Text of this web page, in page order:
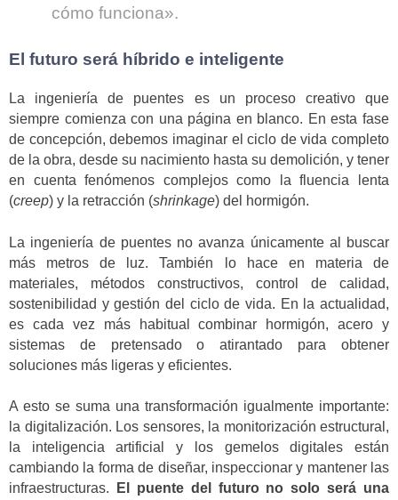
cómo funciona».
El futuro será híbrido e inteligente
La ingeniería de puentes es un proceso creativo que
siempre comienza con una página en blanco. En esta fase
de concepción, debemos imaginar el ciclo de vida completo
de la obra, desde su nacimiento hasta su demolición, y tener
en cuenta fenómenos complejos como la fluencia lenta
(creep) y la retracción (shrinkage) del hormigón.
La ingeniería de puentes no avanza únicamente al buscar
más metros de luz. También lo hace en materia de
materiales, métodos constructivos, control de calidad,
sostenibilidad y gestión del ciclo de vida. En la actualidad,
es cada vez más habitual combinar hormigón, acero y
sistemas de pretensado o atirantado para obtener
soluciones más ligeras y eficientes.
A esto se suma una transformación igualmente importante:
la digitalización. Los sensores, la monitorización estructural,
la inteligencia artificial y los gemelos digitales están
cambiando la forma de diseñar, inspeccionar y mantener las
infraestructuras.
El puente del futuro no solo será una